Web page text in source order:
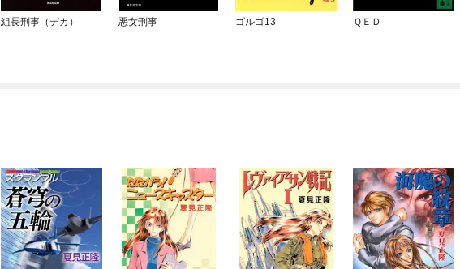
組長刑事（デカ） 悪女刑事 ゴルゴ13 ＱＥＤ